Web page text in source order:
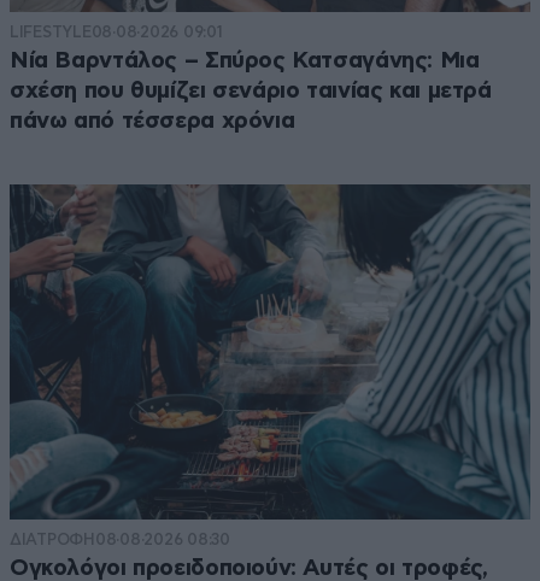
LIFESTYLE08·08·2026 09:01
Νία Βαρντάλος – Σπύρος Κατσαγάνης: Μια
σχέση που θυμίζει σενάριο ταινίας και μετρά
πάνω από τέσσερα χρόνια
ΔΙΑΤΡΟΦΗ 08·08·2026 08:30
Ογκολόγοι προειδοποιούν: Αυτές οι τροφές,